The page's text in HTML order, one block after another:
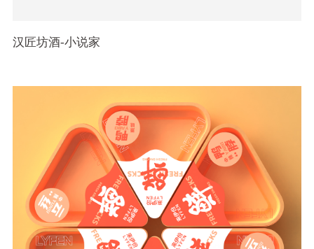
汉匠坊酒-小说家